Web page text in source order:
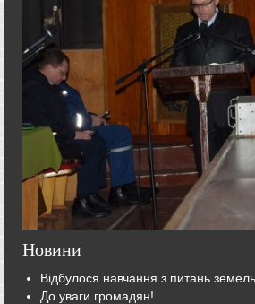
Новини
Відбулося навчання з питань
До уваги громадян!